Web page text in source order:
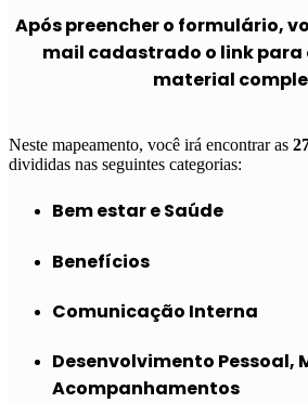
Após preencher o formulário,
mail cadastrado o link para
material
Neste mapeamento, você irá encontrar as
divididas nas seguintes categorias:
Bem estar e Saúde
Benefícios
Comunicação Interna
Desenvolvimento Pessoal,
Acompanhamentos